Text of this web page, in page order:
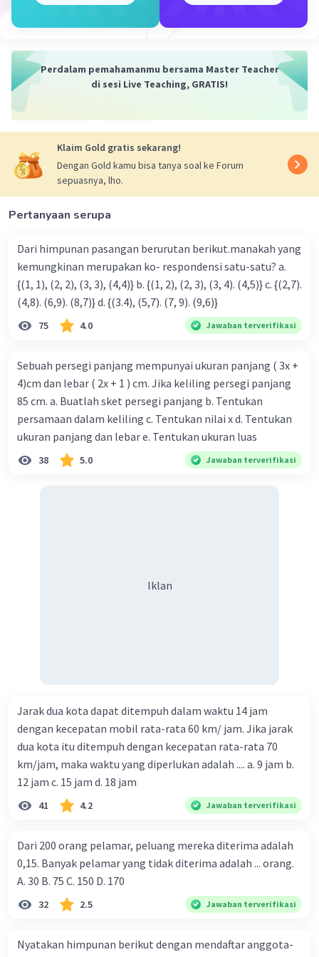
c, di mana a, b, dan c adalah konstanta. Dalam fungsi
yang diberikan, kita memiliki:
b = 1/4 (koefisien x)
c = 12 (konstanta)
Beri Rating
Perdalam pemahamanmu bersama Master Teacher
di sesi Live Teaching, GRATIS!
Klaim Gold gratis sekarang!
Dengan Gold kamu bisa tanya soal ke Forum
sepuasnya, lho.
Pertanyaan serupa
Dari himpunan pasangan berurutan berikut.manakah yang
kemungkinan merupakan ko- respondensi satu-satu? a.
{(1, 1), (2, 2), (3, 3), (4,4)} b. {(1, 2), (2, 3), (3, 4). (4,5)} c. {(2,7).
(4,8). (6,9). (8,7)} d. {(3.4), (5,7). (7, 9). (9,6)}
75 4.0 Jawaban terverifikasi
Sebuah persegi panjang mempunyai ukuran panjang ( 3x +
4)cm dan lebar ( 2x + 1 ) cm. Jika keliling persegi panjang
85 cm. a. Buatlah sket persegi panjang b. Tentukan
persamaan dalam keliling c. Tentukan nilai x d. Tentukan
ukuran panjang dan lebar e. Tentukan ukuran luas
38 5.0 Jawaban terverifikasi
Iklan
Jarak dua kota dapat ditempuh dalam waktu 14 jam
dengan kecepatan mobil rata-rata 60 km/ jam. Jika jarak
dua kota itu ditempuh dengan kecepatan rata-rata 70
km/jam, maka waktu yang diperlukan adalah .... a. 9 jam b.
12 jam c. 15 jam d. 18 jam
41 4.2 Jawaban terverifikasi
Dari 200 orang pelamar, peluang mereka diterima adalah
0,15. Banyak pelamar yang tidak diterima adalah ... orang.
A. 30 B. 75 C. 150 D. 170
32 2.5 Jawaban terverifikasi
Nyatakan himpunan berikut dengan mendaftar anggota-